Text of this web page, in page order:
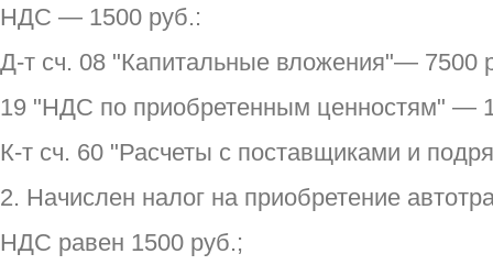
НДС — 1500 руб.:
Д-т сч. 08 "Капитальные вложения"— 7500
19 "НДС по приобретенным ценностям" —
К-т сч. 60 "Расчеты с поставщиками и
2. Начислен налог на приобретение
НДС равен 1500 руб.;